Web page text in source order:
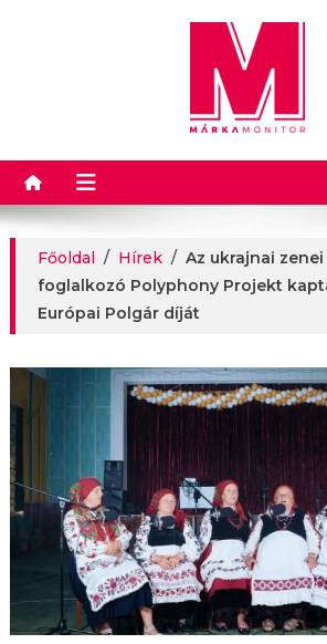
Márkamonitor
Főoldal / Hírek / Az ukrajnai
foglalkozó Polyphony Projekt
Európai Polgár díját